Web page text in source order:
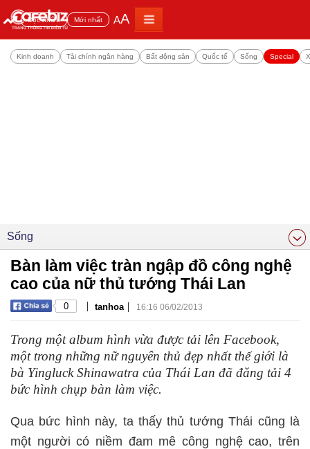
Đọc nhiều Mới nhất AA
Kinh doanh Tài chính ngân hàng Bất động sản Quốc tế Sống Special
Sống
Bàn làm việc tràn ngập đồ công nghệ
cao của nữ thủ tướng Thái Lan
0 | tanhoa | 16:16 06/02/2013
Trong một album hình vừa được tải lên Facebook,
một trong những nữ nguyên thủ đẹp nhất thế giới là
bà Yingluck Shinawatra của Thái Lan đã đăng tải 4
bức hình chụp bàn làm việc.
Qua bức hình này, ta thấy thủ tướng Thái cũng là
một người có niềm đam mê công nghệ cao, trên